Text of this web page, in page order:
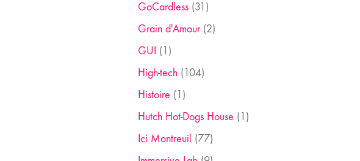
GoCardless(31)
Grain d'Amour(2)
GUI (1)
High-tech(104)
Histoire (1)
Hutch Hot-Dogs House (1)
Ici Montreuil (77)